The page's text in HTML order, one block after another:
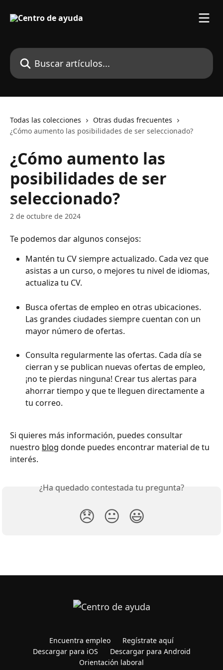
Buscar artículos...
Todas las colecciones
Otras dudas frecuentes
¿Cómo aumento las posibilidades de ser seleccionado?
¿Cómo aumento las
posibilidades de ser
seleccionado?
2 de octubre de 2024
Te podemos dar algunos consejos:
Mantén tu CV siempre actualizado. Cada vez que
asistas a un curso, o mejores tu nivel de idiomas,
actualiza tu CV.
Busca ofertas de empleo en otras ubicaciones.
Las grandes ciudades siempre cuentan con un
mayor número de ofertas.
Consulta regularmente las ofertas. Cada día se
cierran y se publican nuevas ofertas de empleo,
¡no te pierdas ninguna! Crear tus alertas para
ahorrar tiempo y que te lleguen directamente a
tu correo.
Si quieres más información, puedes consultar
nuestro blog donde puedes encontrar material de tu
interés.
¿Ha quedado contestada tu pregunta?
😞 😐 😃
Encuentra empleo
Regístrate aquí
Descargar para iOS
Descargar para Android
Orientación laboral